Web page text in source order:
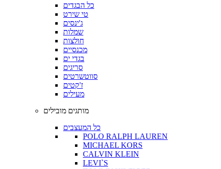
כל הבגדים
טי שירט
ג'ינסים
שמלות
חולצות
מכנסיים
בגדי ים
סריגים
סווטשרטים
ז'קטים
מעילים
מותגים מובילים
כל המעצבים
POLO RALPH LAUREN
MICHAEL KORS
CALVIN KLEIN
LEVI`S